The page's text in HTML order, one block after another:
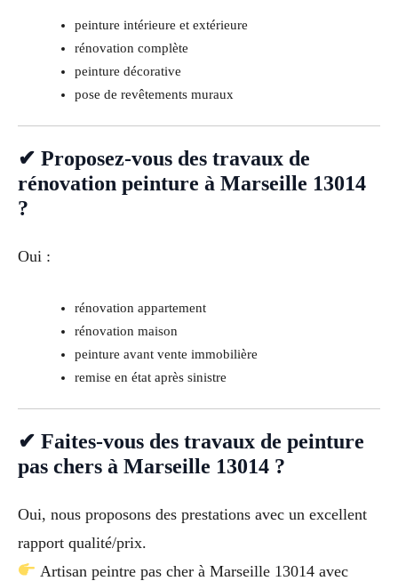
peinture intérieure et extérieure
rénovation complète
peinture décorative
pose de revêtements muraux
✔ Proposez-vous des travaux de
rénovation peinture à Marseille 13014
?
Oui :
rénovation appartement
rénovation maison
peinture avant vente immobilière
remise en état après sinistre
✔ Faites-vous des travaux de peinture
pas chers à Marseille 13014 ?
Oui, nous proposons des prestations avec un excellent
rapport qualité/prix.
Artisan peintre pas cher à Marseille 13014 avec